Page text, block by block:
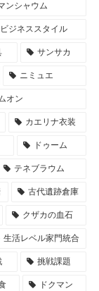
ンシャウム
ビジネススタイル
サンサカ
ニミュエ
オン
カエリナ衣装
ドゥーム
テネブラウム
古代遺跡倉庫
クザカの血石
生活レベル家門統合
挑戦課題
ドクマン